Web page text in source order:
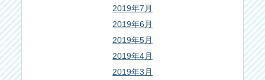
2019年7月
2019年6月
2019年5月
2019年4月
2019年3月